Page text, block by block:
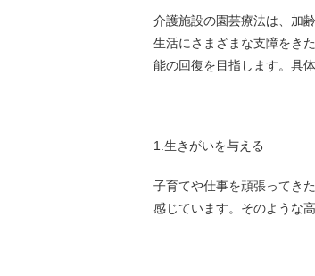
介護施設の園芸療法は、加
生活にさまざまな支障をき
能の回復を目指します。具
1.生きがいを与える
子育てや仕事を頑張ってき
感じています。そのような